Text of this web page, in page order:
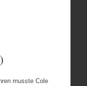
musste Cole